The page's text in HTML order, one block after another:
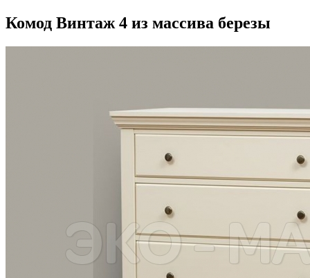
Комод Винтаж 4 из массива березы